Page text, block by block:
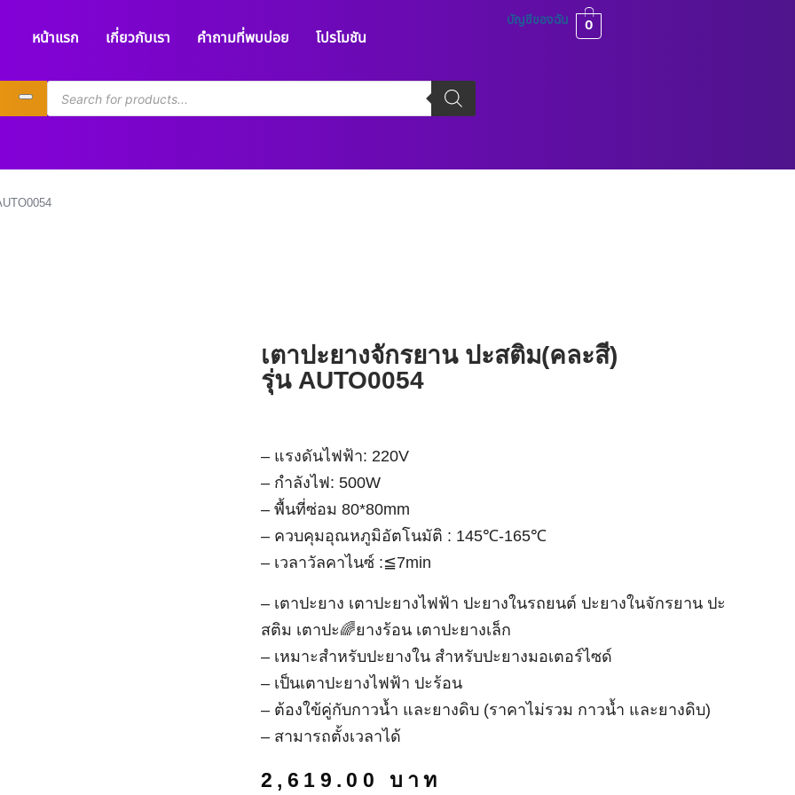
หน้าแรก เกี่ยวกับเรา คำถามที่พบบ่อย โปรโมชัน
บัญชีของฉัน 0
เตาปะยางจักรยาน ปะสติม(คละสี) รุ่น
AUTO0054
– แรงดันไฟฟ้า: 220V
– กำลังไฟ: 500W
– พื้นที่ซ่อม 80*80mm
– ควบคุมอุณหภูมิอัตโนมัติ : 145℃-165℃
– เวลาวัลคาไนซ์ :≦7min
– เตาปะยาง เตาปะยางไฟฟ้า ปะยางในรถยนต์ ปะยางในจักรยาน ปะสติม เตาปะ🌈
ยางร้อน เตาปะยางเล็ก
– เหมาะสำหรับปะยางใน สำหรับปะยางมอเตอร์ไซด์
– เป็นเตาปะยางไฟฟ้า ปะร้อน
– ต้องใข้คู่กับกาวน้ำ และยางดิบ (ราคาไม่รวม กาวน้ำ และยางดิบ)
– สามารถตั้งเวลาได้
2,619.00บาท